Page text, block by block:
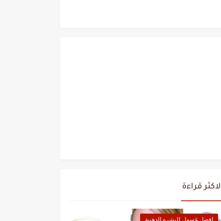
قراءة
افضل غسول للبشره الدهنية